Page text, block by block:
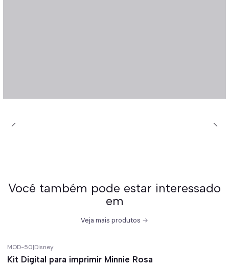
Você também pode estar interessado
em
Veja mais produtos
MOD-50|Disney
Kit Digital para imprimir Minnie Rosa